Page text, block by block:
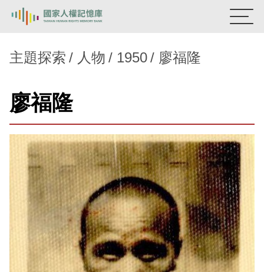
新生訓導處
主題探索
背景知識
關於我們
意見信箱
主題探索 人物 1950 廖福隆
廖福隆